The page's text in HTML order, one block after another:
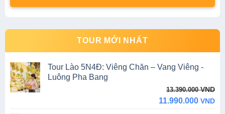
TOUR MỚI NHẤT
Tour Lào 5N4Đ: Viêng Chăn – Vang Viêng -
Luông Pha Bang
13.390.000VND
11.990.000 VND